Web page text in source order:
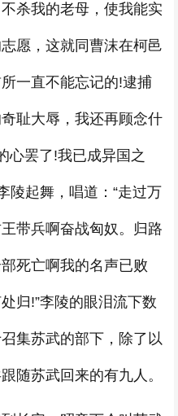
杀我的老母，使我能实
愿，这就同曹沫在柯邑
一直不能忘记的!逮捕
耻大辱，我还再顾念什
心罢了!我已成异国之
陵起舞，唱道：“走过万
带兵啊奋战匈奴。归路
死亡啊我的名声已败
归!”李陵的眼泪流下数
集苏武的部下，除了以
随苏武回来的有九人。